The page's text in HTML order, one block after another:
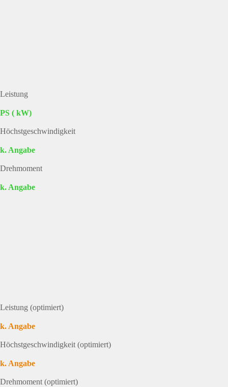
Leistung
PS ( kW)
Höchstgeschwindigkeit
k. Angabe
Drehmoment
k. Angabe
Leistung (optimiert)
k. Angabe
Höchstgeschwindigkeit (optimiert)
k. Angabe
Drehmoment (optimiert)